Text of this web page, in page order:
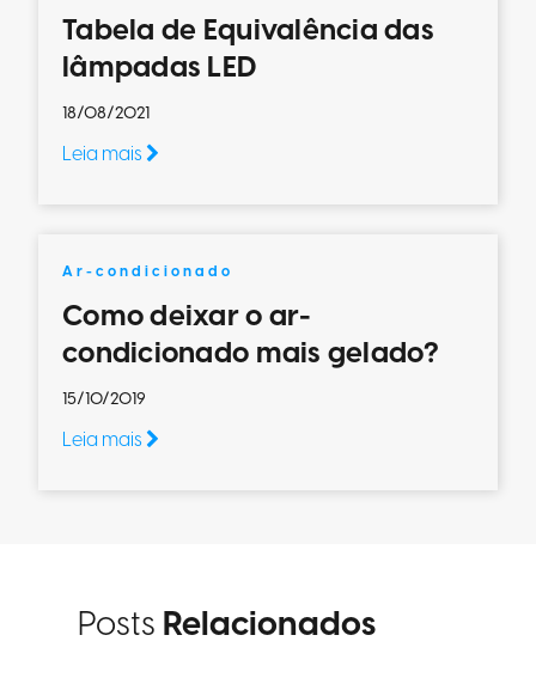
Tabela de Equivalência das
lâmpadas LED
18/08/2021
Leia mais
Ar-condicionado
Como deixar o ar-
condicionado mais gelado?
15/10/2019
Leia mais
Posts Relacionados